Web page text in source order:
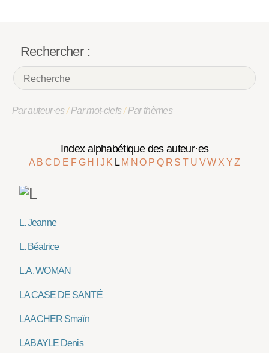
Rechercher :
Par auteur·es/Par mot-clefs/Par thèmes
Index alphabétique des auteur·es
A B C D E F G H J K L M NO P Q R ST U VW X YZ
L. Jeanne
L. Béatrice
L.A. WOMAN
LA CASE DE SANTÉ
LAACHER Smaïn
LABAYLE Denis